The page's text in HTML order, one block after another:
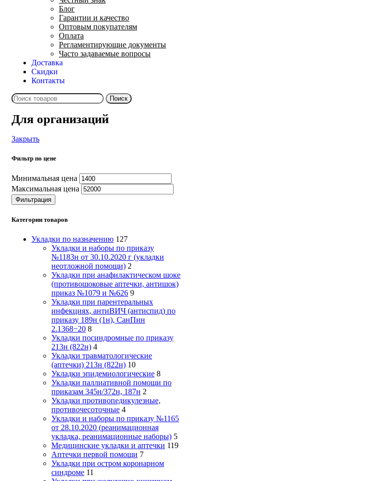
Блог
Гарантии и качество
Оптовым покупателям
Оплата
Регламентирующие документы
Часто задаваемые вопросы
Доставка
Скидки
Контакты
Поиск
Для организаций
Закрыть
Фильтр по цене
Минимальная цена
Максимальная цена
Фильтрация
Категории товаров
Укладки по назначению 127
Укладки и наборы по приказу
№1183н от 30.10.2020 г (укладки
неотложной помощи) 2
Укладки при анафилактическом шоке
(противошоковые аптечки, антишок)
приказ №1079 и №626 9
Укладки при парентеральных
инфекциях, антиВИЧ (антиспид) по
приказу 189н (1н), СанПин
2.1368−20 8
Укладки посиндромные по приказу
213н (822н) 4
Укладки травматологические
(аптечки) 213н (822н) 10
Укладки эпидемиологические 8
Укладки паллиативной помощи по
приказам 345н/372н, 187н 2
Укладки противопедикулезные,
противочесоточные 4
Укладки и наборы по приказу №1165
от 28.10.2020 (реанимационная
укладка, реанимационные наборы) 5
Медицинские укладки и аптечки 119
Аптечки первой помощи 7
Укладки при остром коронарном
синдроме 11